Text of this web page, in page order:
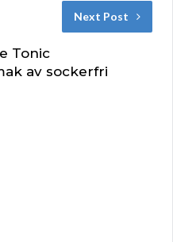
Next Post
Tonic
av sockerfri